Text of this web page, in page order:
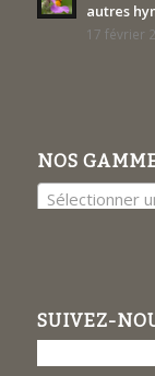
autres
17 février
NOS
Sélectionner
SUIVEZ-